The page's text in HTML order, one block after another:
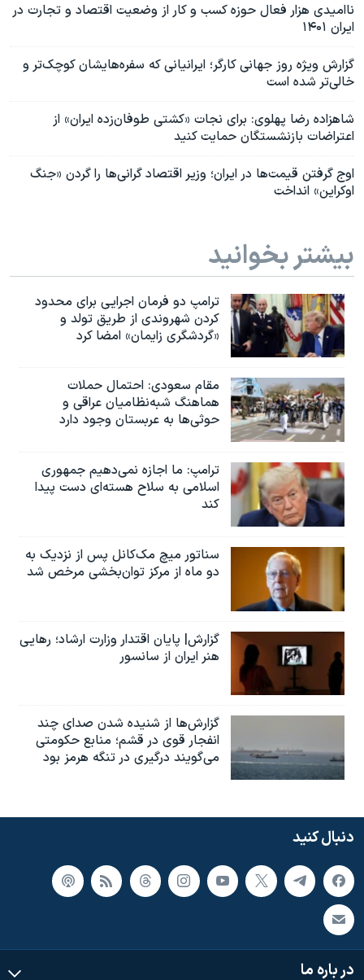
نا‌امیدی هزار فعال حوزه کسب و کار از وضعیت اقتصاد و تجارت در
ایران ۱۴۰۱
گزارش ویژه روز جهانی کارگر؛ ایرانیانی که سفره‌هایشان کوچک‌تر و
خالی‌تر شده است
شاهزاده رضا پهلوی: برای نجات «کشتی طوفان‌زده ایران» از
اعتراضات بازنشستگان حمایت کنید
اوج گرفتن قیمت‌ها در ایران؛ وزیر اقتصاد گرانی‌ها را گردن «جنگ
اوکراین» انداخت
بیشتر بخوانید
ترامپ دو فرمان اجرایی برای محدود
کردن شهروندی از طریق تولد و
«گردشگری زایمان» امضا کرد
مقام سعودی: احتمال حملات
هماهنگ شبه‌نظامیان عراقی و
حوثی‌ها به عربستان وجود دارد
ترامپ: ما اجازه نمی‌دهیم جمهوری
اسلامی به سلاح هسته‌ای دست پیدا
کند
سناتور میچ مک‌کانل پس از نزدیک به
دو ماه از مرکز توان‌بخشی مرخص شد
گزارش| پایان اقتدار وزارت ارشاد؛ رهایی
هنر ایران از سانسور
گزارش‌ها از شنیده شدن صدای چند
انفجار قوی در قشم؛ منابع حکومتی
می‌گویند درگیری در تنگه هرمز بود
دنبال کنید
در باره ما